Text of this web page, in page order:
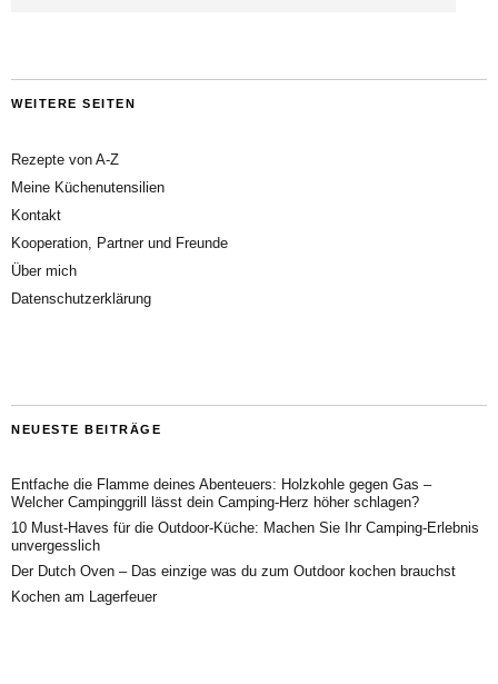
WEITERE SEITEN
Rezepte von A-Z
Meine Küchenutensilien
Kontakt
Kooperation, Partner und Freunde
Über mich
Datenschutzerklärung
NEUESTE BEITRÄGE
Entfache die Flamme deines Abenteuers: Holzkohle gegen Gas –
Welcher Campinggrill lässt dein Camping-Herz höher schlagen?
10 Must-Haves für die Outdoor-Küche: Machen Sie Ihr Camping-Erlebnis
unvergesslich
Der Dutch Oven – Das einzige was du zum Outdoor kochen brauchst
Kochen am Lagerfeuer